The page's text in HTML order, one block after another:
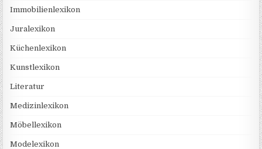
Immobilienlexikon
Juralexikon
Küchenlexikon
Kunstlexikon
Literatur
Medizinlexikon
Möbellexikon
Modelexikon